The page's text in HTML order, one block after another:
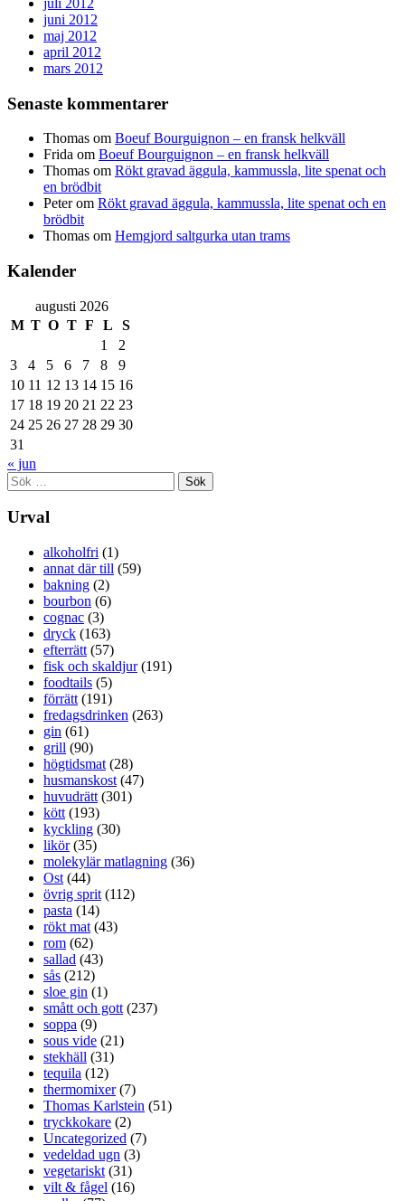
juni 2012
maj 2012
april 2012
mars 2012
Senaste kommentarer
Thomas om Boeuf Bourguignon – en fransk helkväll
Frida om Boeuf Bourguignon – en fransk helkväll
Thomas om Rökt gravad äggula, kammussla, lite spenat och
en brödbit
Peterom Rökt gravad äggula, kammussla, lite spenat och en
brödbit
Thomas om Hemgjord saltgurka utan trams
Kalender
augusti 2026
M T O T F L
S
1
2
3
4 5 6 7 8
9
10 11 12 13 14 15 16
17 18 19 20 21 22 23
24 25 26 27 28 29 30
31
« jun
Sök
efter:
Urval
alkoholfri (1)
annat där till (59)
bakning (2)
bourbon (6)
cognac (3)
dryck (163)
efterrätt (57)
fisk och skaldjur(191)
foodtails (5)
förrätt (191)
fredagsdrinken (263)
gin (61)
grill (90)
högtidsmat (28)
husmanskost (47)
huvudrätt (301)
kött (193)
kyckling (30)
likör(35)
molekylär matlagning (36)
Ost (44)
övrig sprit (112)
pasta (14)
rökt mat (43)
rom (62)
sallad (43)
sås (212)
sloe gin (1)
smått och gott (237)
soppa (9)
sous vide (21)
stekhäll (31)
tequila (12)
thermomixer(7)
Thomas Karlstein (51)
tryckkokare (2)
Uncategorized (7)
vedeldad ugn (3)
vegetariskt (31)
vilt & fågel (16)